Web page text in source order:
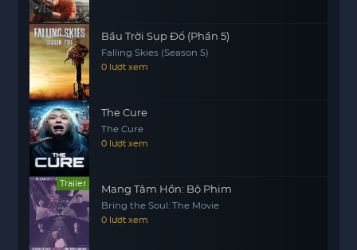
nhân vật chính phải đối mặt với những tình
huống nguy hiểm và những kẻ đứng sau mọi âm
mưu. Liệu họ có thể làm sáng tỏ sự thật và ngăn
chặn thêm những cái chết xảy ra? Săn Tội Huyết
Oán không chỉ là một câu chuyện điều tra mà còn
là hành trình khám phá tâm lý con người, những
mối quan hệ rắc rối và những hậu quả mà sự trả
thù mang lại.
Bầu Trời Sụp Đổ (Phần 5)
Falling Skies (Season 5)
0 lượt xem
The Cure
The Cure
0 lượt xem
Trailer Mang Tâm Hồn: Bộ Phim
Bring the Soul: The Movie
0 lượt xem